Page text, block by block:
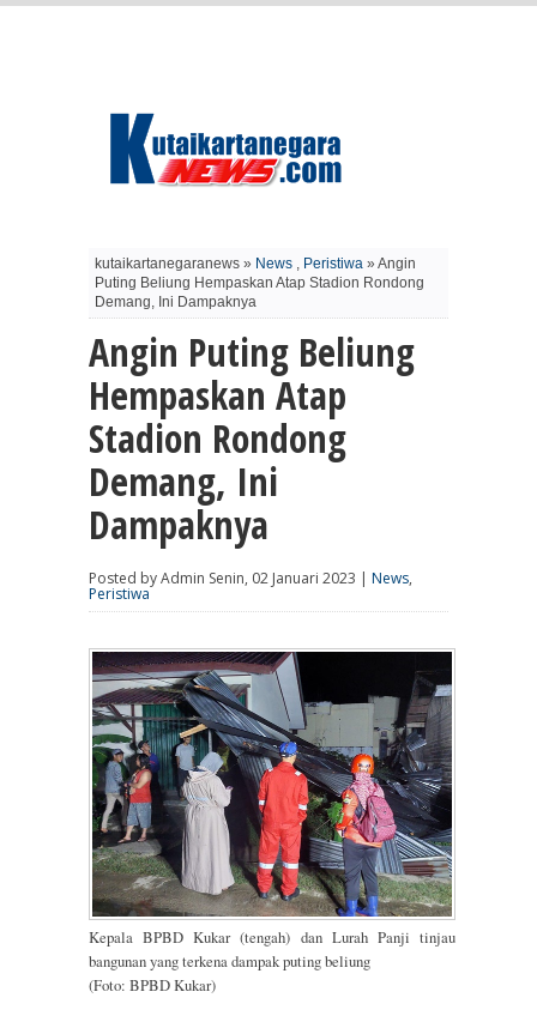
kutaikartanegaranews » News , Peristiwa » Angin
Puting Beliung Hempaskan Atap Stadion Rondong
Demang, Ini Dampaknya
Angin Puting Beliung
Hempaskan Atap
Stadion Rondong
Demang, Ini
Dampaknya
Posted by Admin Senin, 02 Januari 2023 | News,
Peristiwa
Kepala BPBD Kukar (tengah) dan Lurah Panji tinjau
bangunan yang terkena dampak puting beliung
(Foto: BPBD Kukar)